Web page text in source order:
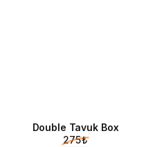
Double Tavuk Box
275 ₺